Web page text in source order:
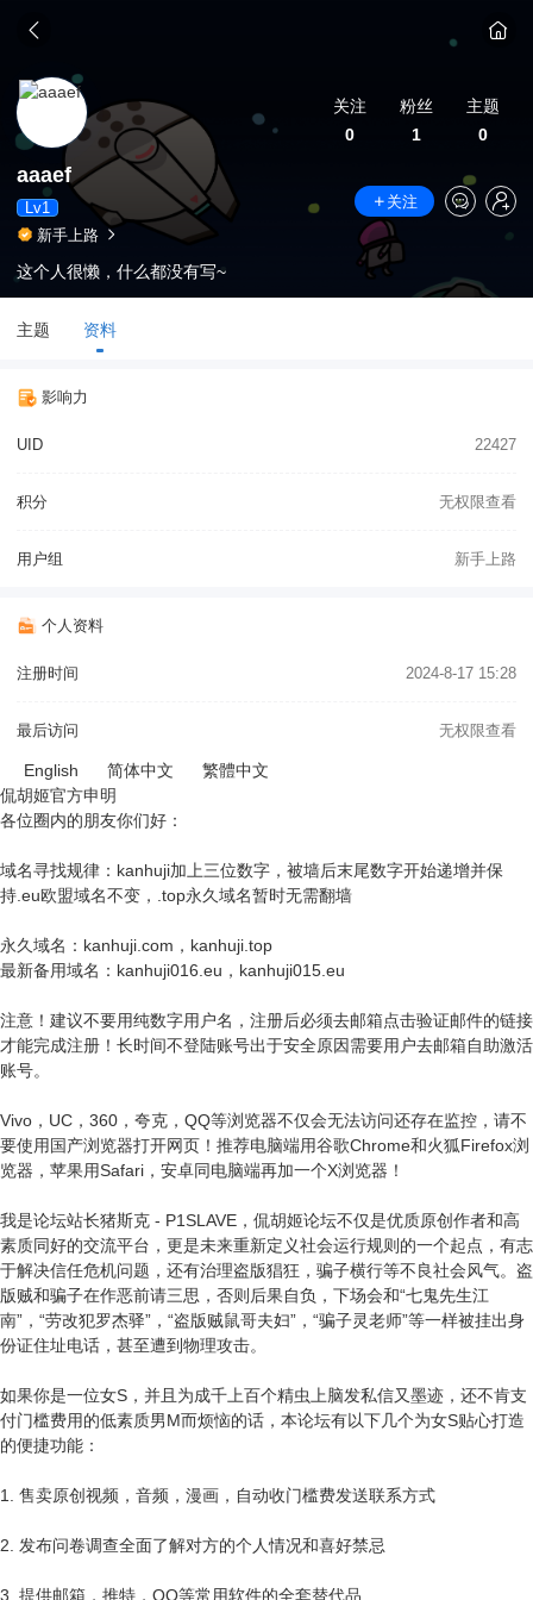
关注
0
粉丝
1
主题
0
aaaef
Lv1
关注
新手上路
这个人很懒，什么都没有写~
主题 资料
影响力
UID 22427
积分 无权限查看
用户组 新手上路
个人资料
注册时间 2024-8-17 15:28
最后访问 无权限查看
English 简体中文
繁體中文
侃胡姬官方申明
各位圈内的朋友你们好：
域名寻找规律：kanhuji加上三位数字，被墙后末尾数字开始递增并保
持.eu欧盟域名不变，.top永久域名暂时无需翻墙
永久域名：kanhuji.com，kanhuji.top
最新备用域名：kanhuji016.eu，kanhuji015.eu
注意！建议不要用纯数字用户名，注册后必须去邮箱点击验证邮件的链接
才能完成注册！长时间不登陆账号出于安全原因需要用户去邮箱自助激活
账号。
Vivo，UC，360，夸克，QQ等浏览器不仅会无法访问还存在监控，请不
要使用国产浏览器打开网页！推荐电脑端用谷歌Chrome和火狐Firefox浏
览器，苹果用Safari，安卓同电脑端再加一个X浏览器！
我是论坛站长猪斯克 - P1SLAVE，侃胡姬论坛不仅是优质原创作者和高
素质同好的交流平台，更是未来重新定义社会运行规则的一个起点，有志
于解决信任危机问题，还有治理盗版猖狂，骗子横行等不良社会风气。盗
版贼和骗子在作恶前请三思，否则后果自负，下场会和“七鬼先生江
南”，“劳改犯罗杰驿”，“盗版贼鼠哥夫妇”，“骗子灵老师”等一样被挂出身
份证住址电话，甚至遭到物理攻击。
如果你是一位女S，并且为成千上百个精虫上脑发私信又墨迹，还不肯支
付门槛费用的低素质男M而烦恼的话，本论坛有以下几个为女S贴心打造
的便捷功能：
1. 售卖原创视频，音频，漫画，自动收门槛费发送联系方式
2. 发布问卷调查全面了解对方的个人情况和喜好禁忌
3. 提供邮箱，推特，QQ等常用软件的全套替代品